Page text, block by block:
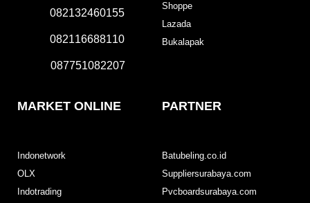
082132460155
082116688110
087751082207
Shoppe
Lazada
Bukalapak
MARKET ONLINE
Indonetwork
OLX
Indotrading
PARTNER
Batubeling.co.id
Suppliersurabaya.com
Pvcboardsurabaya.com